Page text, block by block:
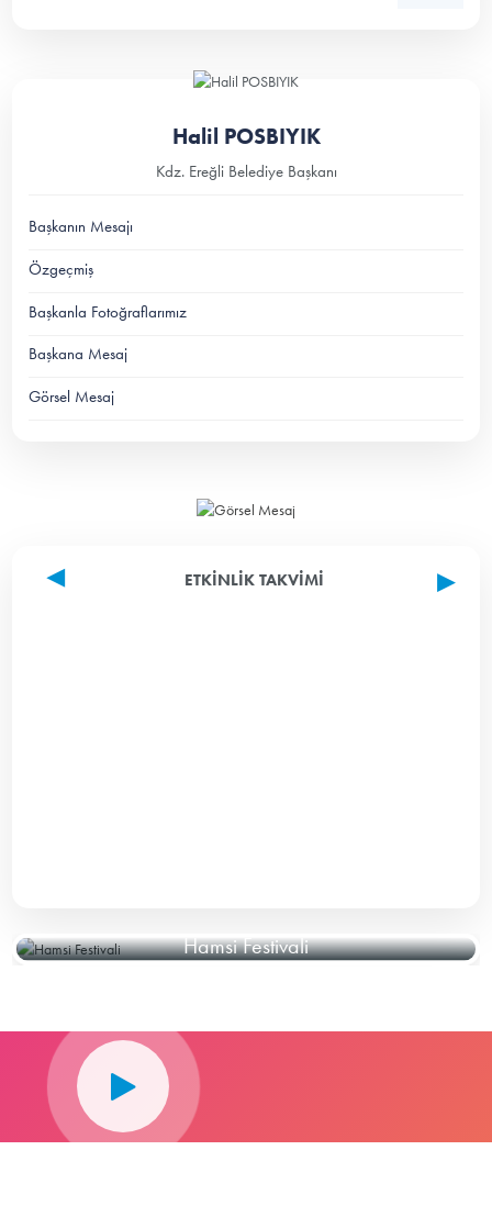
Halil POSBIYIK
Kdz. Ereğli Belediye Başkanı
Başkanın Mesajı
Özgeçmiş
Başkanla Fotoğraflarımız
Başkana Mesaj
Görsel Mesaj
ETKINLIK TAKVIMI
Hamsi Festivali